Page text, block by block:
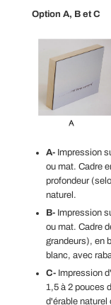
Option A, B et C
A- Impression
ou mat. Cadre
profondeur
naturel.
B- Impression
ou mat. Cadre
grandeurs), en
blanc, avec
C- Impression
1,5 à 2 pouces
d'érable naturel